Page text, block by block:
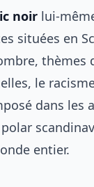
noir lui-
situées en
thèmes
le
dans les
entier.